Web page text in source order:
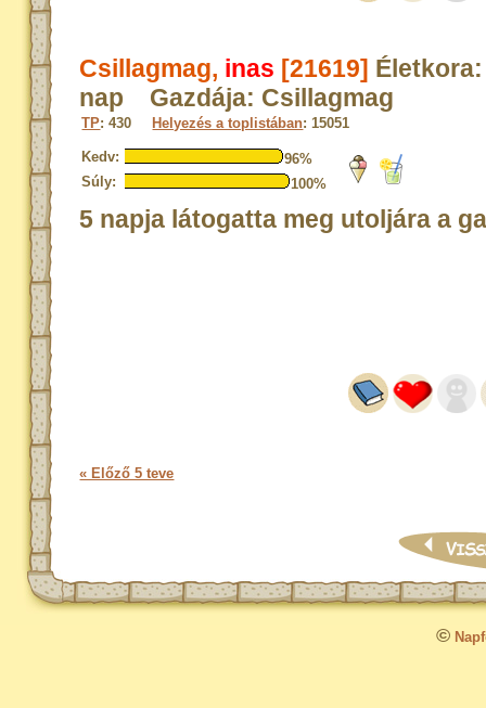
Csillagmag, inas [21619]
nap Gazdája: Csillagmag
TP: 430 Helyezés a toplistában: 15051
Kedv:
96%
Súly:
100%
5 napja látogatta meg utoljára a
« Előző 5 teve
©